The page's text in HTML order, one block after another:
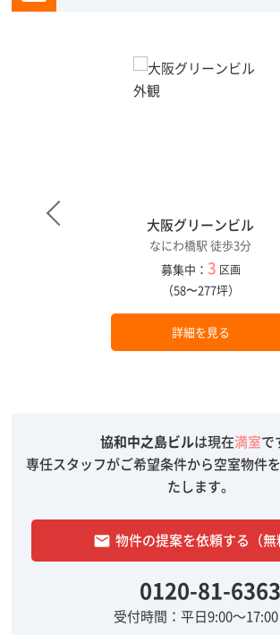
大阪グリーンビル
なにわ橋駅 徒歩3分
募集中： 3 区画
（58〜277坪）
詳細を見る
協和中之島ビルは現在満室で
専任スタッフがご希望条件から空室物件
たします。
email 物件の提案を依頼する（無
0120-81-6363
受付時間：平日9:00～17:00